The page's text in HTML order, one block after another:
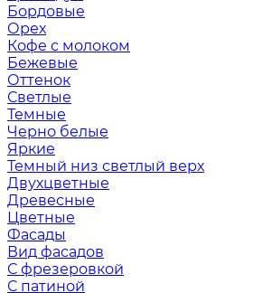
Бордовые
Орех
Кофе с молоком
Бежевые
Оттенок
Светлые
Темные
Черно белые
Яркие
Темный низ светлый верх
Двухцветные
Древесные
Цветные
Фасады
Вид фасадов
С фрезеровкой
С патиной